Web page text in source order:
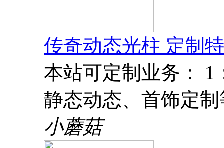
传奇动态光柱 定制
本站可定制业务： 1
静态动态、首饰定
小蘑菇